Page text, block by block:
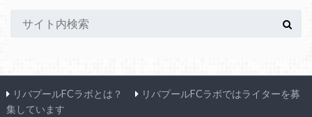
リバプールFCラボとは？
リバプールFCラボではライターを募
集しています